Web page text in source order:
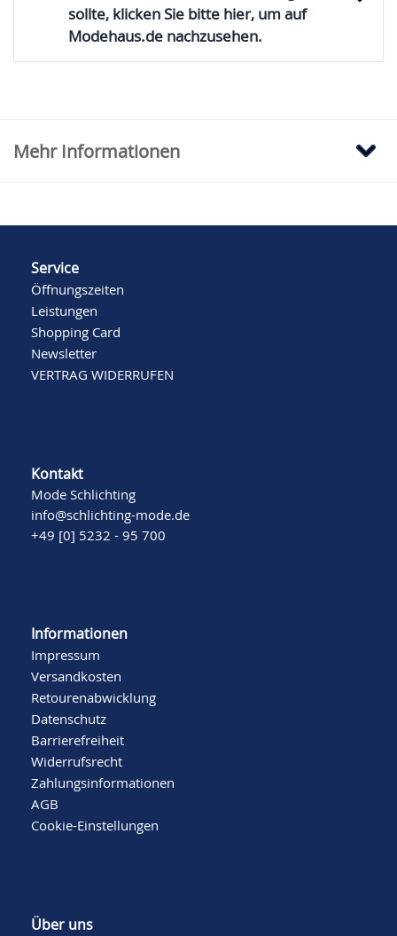
sollte, klicken Sie bitte hier, um auf
Modehaus.de nachzusehen.
Mehr Informationen
Service
Öffnungszeiten
Leistungen
Shopping Card
Newsletter
VERTRAG WIDERRUFEN
Kontakt
Mode Schlichting
info@schlichting-mode.de
+49 [0] 5232 - 95 700
Informationen
Impressum
Versandkosten
Retourenabwicklung
Datenschutz
Barrierefreiheit
Widerrufsrecht
Zahlungsinformationen
AGB
Cookie-Einstellungen
Über uns